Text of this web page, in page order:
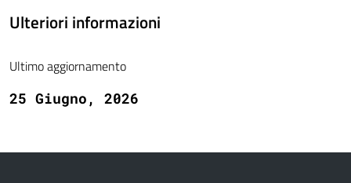
Ulteriori informazioni
Ultimo aggiornamento
25 Giugno, 2026